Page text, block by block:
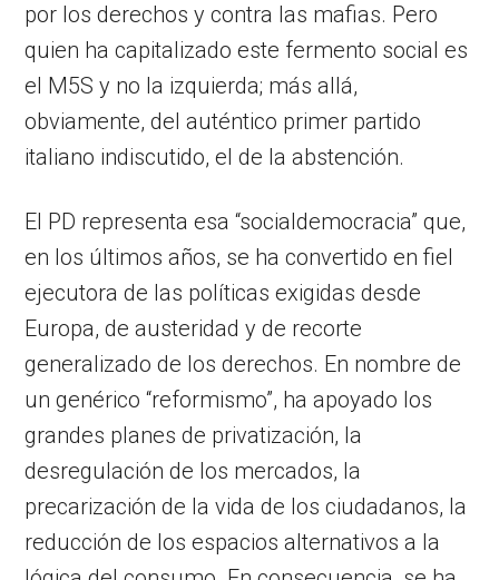
por los derechos y contra las mafias. Pero
quien ha capitalizado este fermento social es
el M5S y no la izquierda; más allá,
obviamente, del auténtico primer partido
italiano indiscutido, el de la abstención.
El PD representa esa “socialdemocracia” que,
en los últimos años, se ha convertido en fiel
ejecutora de las políticas exigidas desde
Europa, de austeridad y de recorte
generalizado de los derechos. En nombre de
un genérico “reformismo”, ha apoyado los
grandes planes de privatización, la
desregulación de los mercados, la
precarización de la vida de los ciudadanos, la
reducción de los espacios alternativos a la